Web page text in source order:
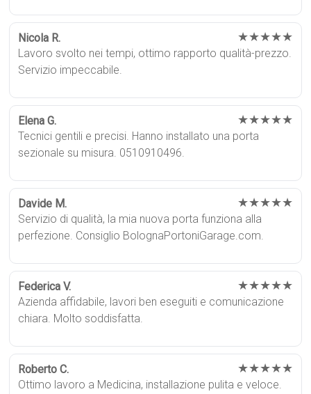
Nicola R. ★★★★★
Lavoro svolto nei tempi, ottimo rapporto qualità-prezzo.
Servizio impeccabile.
Elena G. ★★★★★
Tecnici gentili e precisi. Hanno installato una porta
sezionale su misura. 0510910496.
Davide M. ★★★★★
Servizio di qualità, la mia nuova porta funziona alla
perfezione. Consiglio BolognaPortoniGarage.com.
Federica V. ★★★★★
Azienda affidabile, lavori ben eseguiti e comunicazione
chiara. Molto soddisfatta.
Roberto C. ★★★★★
Ottimo lavoro a Medicina, installazione pulita e veloce.